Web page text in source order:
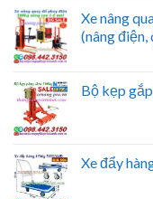
Xe nâng
(nâng điện,
Bộ kẹp
Xe đẩy